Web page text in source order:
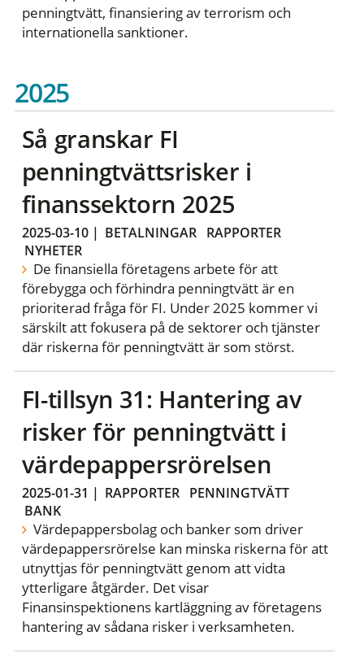
penningtvätt, finansiering av terrorism och
internationella sanktioner.
2025
Så granskar FI
penningtvättsrisker i
finanssektorn 2025
2025-03-10| BETALNINGAR
RAPPORTER
NYHETER
De finansiella företagens arbete för att
förebygga och förhindra penningtvätt är en
prioriterad fråga för FI. Under 2025 kommer vi
särskilt att fokusera på de sektorer och tjänster
där riskerna för penningtvätt är som störst.
FI-tillsyn 31: Hantering av
risker för penningtvätt i
värdepappersrörelsen
2025-01-31 | RAPPORTER
PENNINGTVÄTT
BANK
Värdepappersbolag och banker som driver
värdepappersrörelse kan minska riskerna för att
utnyttjas för penningtvätt genom att vidta
ytterligare åtgärder. Det visar
Finansinspektionens kartläggning av företagens
hantering av sådana risker i verksamheten.